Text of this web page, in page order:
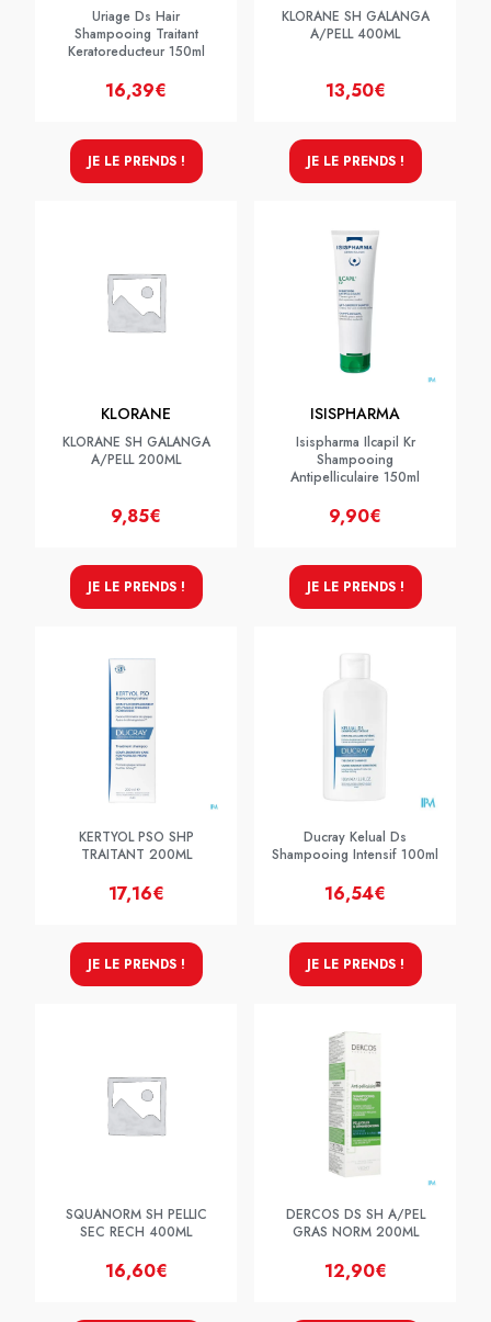
Uriage Ds Hair
Shampooing Traitant
Keratoreducteur 150ml
16,39€
JE LE PRENDS !
KLORANE SH GALANGA
A/PELL 400ML
13,50€
JE LE PRENDS !
KLORANE
KLORANE SH GALANGA
A/PELL 200ML
9,85€
JE LE PRENDS !
ISISPHARMA
Isispharma Ilcapil Kr
Shampooing
Antipelliculaire 150ml
9,90€
JE LE PRENDS !
KERTYOL PSO SHP
TRAITANT 200ML
17,16€
JE LE PRENDS !
Ducray Kelual Ds
Shampooing Intensif 100ml
16,54€
JE LE PRENDS !
SQUANORM SH PELLIC
SEC RECH 400ML
16,60€
DERCOS DS SH A/PEL
GRAS NORM 200ML
12,90€